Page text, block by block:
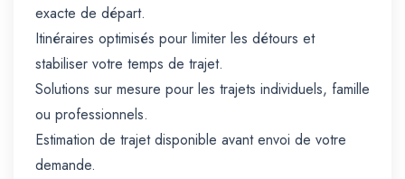
exacte de départ.
Itinéraires optimisés pour limiter les détours et
stabiliser votre temps de trajet.
Solutions sur mesure pour les trajets individuels, famille
ou professionnels.
Estimation de trajet disponible avant envoi de votre
demande.